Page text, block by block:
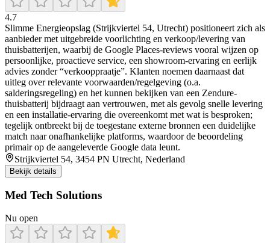
4.7
Slimme Energieopslag (Strijkviertel 54, Utrecht) positioneert zich als
aanbieder met uitgebreide voorlichting en verkoop/levering van
thuisbatterijen, waarbij de Google Places-reviews vooral wijzen op
persoonlijke, proactieve service, een showroom-ervaring en eerlijk
advies zonder “verkooppraatje”. Klanten noemen daarnaast dat
uitleg over relevante voorwaarden/regelgeving (o.a.
salderingsregeling) en het kunnen bekijken van een Zendure-
thuisbatterij bijdraagt aan vertrouwen, met als gevolg snelle levering
en een installatie-ervaring die overeenkomt met wat is besproken;
tegelijk ontbreekt bij de toegestane externe bronnen een duidelijke
match naar onafhankelijke platforms, waardoor de beoordeling
primair op de aangeleverde Google data leunt.
Strijkviertel 54, 3454 PN Utrecht, Nederland
Bekijk details
Med Tech Solutions
Nu open